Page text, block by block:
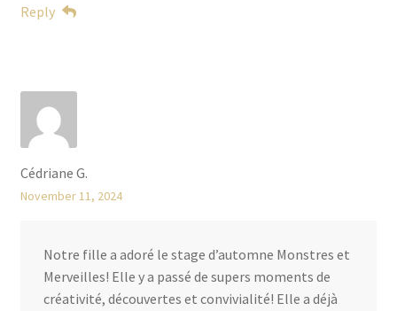
Reply
Cédriane G.
November 11, 2024
Notre fille a adoré le stage d’automne Monstres et
Merveilles! Elle y a passé de supers moments de
créativité, découvertes et convivialité! Elle a déjà